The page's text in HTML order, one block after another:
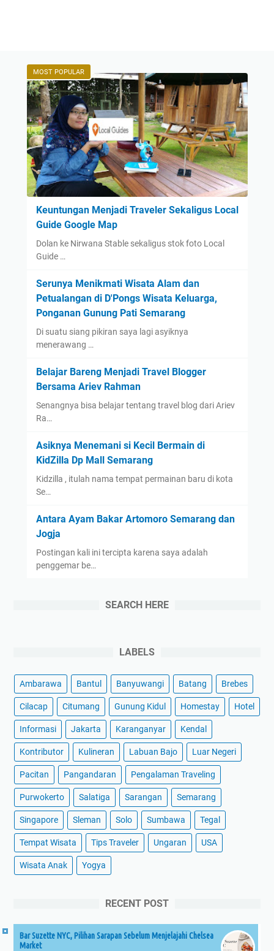
MOST POPULAR
Keuntungan Menjadi Traveler Sekaligus Local
Guide Google Map
Dolan ke Nirwana Stable sekaligus stok foto Local
Guide …
Serunya Menikmati Wisata Alam dan
Petualangan di D'Pongs Wisata Keluarga,
Ponganan Gunung Pati Semarang
Di suatu siang pikiran saya lagi asyiknya
menerawang …
Belajar Bareng Menjadi Travel Blogger
Bersama Ariev Rahman
Senangnya bisa belajar tentang travel blog dari Ariev
Ra…
Asiknya Menemani si Kecil Bermain di
KidZilla Dp Mall Semarang
Kidzilla , itulah nama tempat permainan baru di kota
Se…
Antara Ayam Bakar Artomoro Semarang dan
Jogja
Postingan kali ini tercipta karena saya adalah
penggemar be…
SEARCH HERE
LABELS
Ambarawa Bantul Banyuwangi Batang Brebes
Cilacap Citumang Gunung Kidul Homestay Hotel
Informasi Jakarta Karanganyar Kendal
Kontributor Kulineran Labuan Bajo Luar Negeri
Pacitan Pangandaran Pengalaman Traveling
Purwokerto Salatiga Sarangan Semarang
Singapore Sleman Solo Sumbawa Tegal
Tempat Wisata Tips Traveler Ungaran USA
Wisata Anak Yogya
RECENT POST
Bar Suzette NYC, Pilihan Sarapan Sebelum Menjelajahi Chelsea
Market